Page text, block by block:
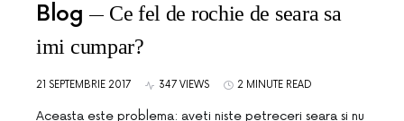
Blog
Ce fel de rochie de seara sa
imi cumpar?
21 SEPTEMBRIE 2017 347 VIEWS 2 MINUTE READ
Aceasta este problema: aveti niste petreceri seara si nu